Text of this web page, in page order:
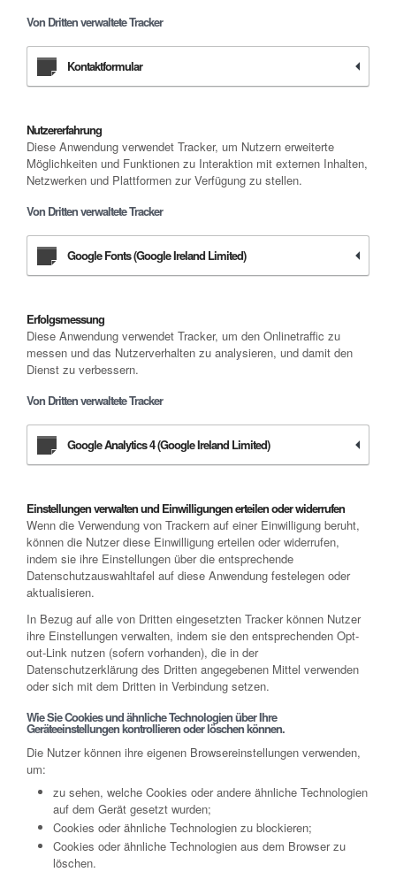
Von Dritten verwaltete Tracker
Kontaktformular
Nutzererfahrung
Diese Anwendung verwendet Tracker, um Nutzern erweiterte
Möglichkeiten und Funktionen zu Interaktion mit externen Inhalten,
Netzwerken und Plattformen zur Verfügung zu stellen.
Von Dritten verwaltete Tracker
Google Fonts (Google Ireland Limited)
Erfolgsmessung
Diese Anwendung verwendet Tracker, um den Onlinetraffic zu
messen und das Nutzerverhalten zu analysieren, und damit den
Dienst zu verbessern.
Von Dritten verwaltete Tracker
Google Analytics 4 (Google Ireland Limited)
Einstellungen verwalten und Einwilligungen erteilen oder widerrufen
Wenn die Verwendung von Trackern auf einer Einwilligung beruht,
können die Nutzer diese Einwilligung erteilen oder widerrufen,
indem sie ihre Einstellungen über die entsprechende
Datenschutzauswahltafel auf diese Anwendung festelegen oder
aktualisieren.
In Bezug auf alle von Dritten eingesetzten Tracker können Nutzer
ihre Einstellungen verwalten, indem sie den entsprechenden Opt-
out-Link nutzen (sofern vorhanden), die in der
Datenschutzerklärung des Dritten angegebenen Mittel verwenden
oder sich mit dem Dritten in Verbindung setzen.
Wie Sie Cookies und ähnliche Technologien über Ihre
Geräteeinstellungen kontrollieren oder löschen können.
Die Nutzer können ihre eigenen Browsereinstellungen verwenden,
um:
zu sehen, welche Cookies oder andere ähnliche Technologien
auf dem Gerät gesetzt wurden;
Cookies oder ähnliche Technologien zu blockieren;
Cookies oder ähnliche Technologien aus dem Browser zu
löschen.